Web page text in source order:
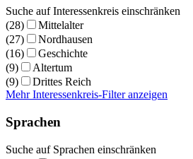
Suche auf Interessenkreis einschränken
(28)
Mittelalter
(27)
Nordhausen
(16)
Geschichte
(9)
Altertum
(9)
Drittes Reich
Mehr Interessenkreis-Filter anzeigen
Sprachen
Suche auf Sprachen einschränken